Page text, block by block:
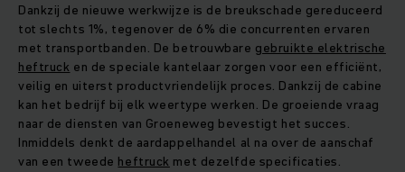
Dankzij de nieuwe werkwijze is de breukschade gereduceerd
tot slechts 1%, tegenover de 6% die concurrenten ervaren
met transportbanden. De betrouwbare gebruikte elektrische
heftruck en de speciale kantelaar zorgen voor een efficiënt,
veilig en uiterst productvriendelijk proces. Dankzij de cabine
kan het bedrijf bij elk weertype werken. De groeiende vraag
naar de diensten van Groeneweg bevestigt het succes.
Inmiddels denkt de aardappelhandel al na over de aanschaf
van een tweede heftruck met dezelfde specificaties.